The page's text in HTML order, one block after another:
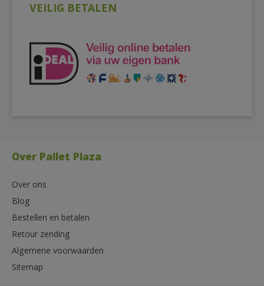
VEILIG BETALEN
Over Pallet Plaza
Over ons
Blog
Bestellen en betalen
Retour zending
Algemene voorwaarden
Sitemap